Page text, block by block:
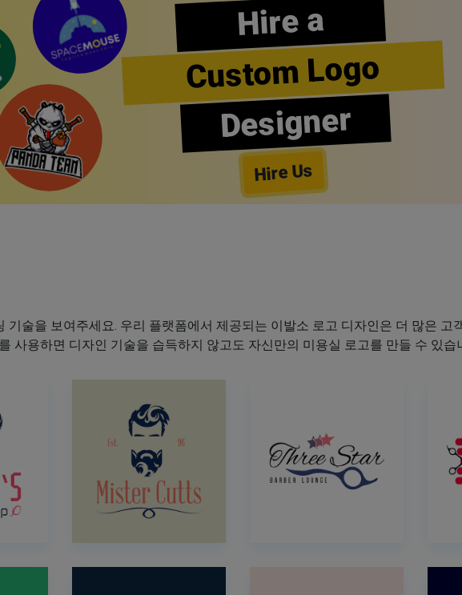
Hire a
Custom Logo
Designer
Hire Us
술을 보여주세요. 우리 플랫폼에서 제공되는 이발소 로고 디자인은 더 많은 고
사용하면 디자인 기술을 습득하지 않고도 자신만의 미용실 로고를 만들 수 있습